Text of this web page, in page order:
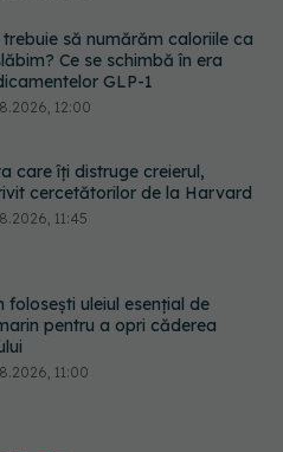
12:00
care îți distruge creierul,
cercetătorilor de la Harvard
folosești uleiul esențial de
11:00
testul TORCH și cine trebuie
Ce înseamnă un rezultat